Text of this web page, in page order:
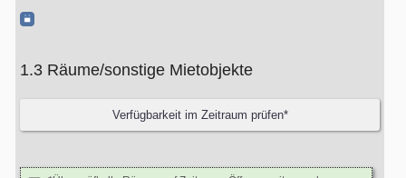
1.3 Räume/sonstige Mietobjekte